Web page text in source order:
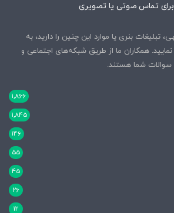
تماس صوتی یا تصویری
تبلیغات بنری یا موارد این چنین را دارید، به
همکاران ما از طریق شبکه‌های اجتماعی و
سوالات شما هستند.
1,866
1,845
146
55
45
26
12